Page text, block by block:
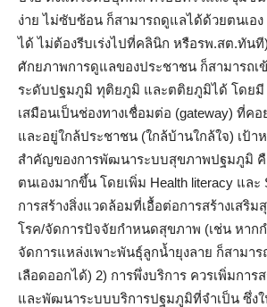
ง่าย ไม่ซับซ้อน ก็สามารถดูแลได้ด้วยตนเอง
ได้ ไม่ต้องรีบเร่งไปที่คลินิก หรือรพ.สต.ทันที
ศักยภาพการดูแลของประชาชน ก็สามารถเ
ระดับปฐมภูมิ ทุติยภูมิ และตติยภูมิได้ โดยมี
เสมือนเป็นช่องทางเชื่อมต่อ (gateway) ที่ค
และอยู่ใกล้ประชาชน (ใกล้บ้านใกล้ใจ) เป้า
สำคัญของการพัฒนาระบบสุขภาพปฐมภูมิ คื
ตนเองมากขึ้น โดยเพิ่ม Health literacy และ
การสร้างสิ่งแวดล้อมที่เอื้อต่อการสร้างเสริ
โรค/จัดการปัจจัยกำหนดสุขภาพ (เช่น หาก
จัดการแหล่งเพาะพันธุ์ลูกน้ำยุงลาย ก็สามา
เลือดออกได้) 2) การพึ่งบริการ ควรเพิ่มการ
และพัฒนาระบบบริการปฐมภูมิที่จำเป็น ซึ่ง